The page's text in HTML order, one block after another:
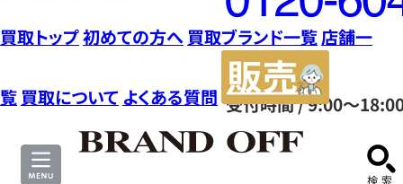
ダ
イ
ヤ
ル
0120604117
受付時間 / 9:00～
買取トップ初めての方へ 買取ブランド一覧店舗一
覧 買取について よくある質問
サ